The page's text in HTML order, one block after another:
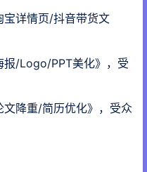
详情页/抖音带货文
/Logo/PPT美化》，受
降重/简历优化》，受众